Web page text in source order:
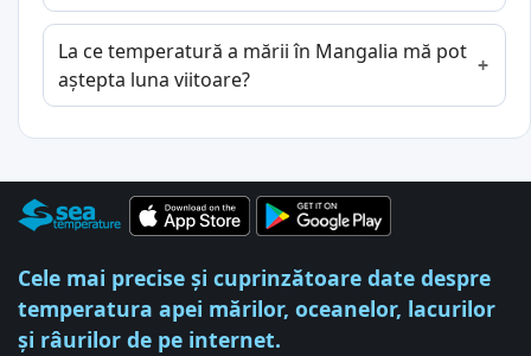
La ce temperatură a mării în Mangalia mă pot
aștepta luna viitoare?
Cele mai precise și cuprinzătoare date despre
temperatura apei mărilor, oceanelor, lacurilor
și râurilor de pe internet.